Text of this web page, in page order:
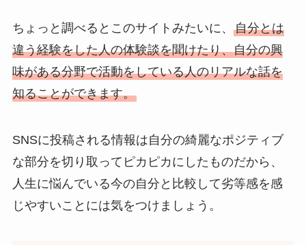
ちょっと調べるとこのサイトみたいに、 自分とは
違う経験をした人の体験談を聞けたり、自分の興
味がある分野で活動をしている人のリアルな話を
知ることができます。
SNSに投稿される情報は自分の綺麗なポジティブ
な部分を切り取ってピカピカにしたものだから、
人生に悩んでいる今の自分と比較して劣等感を感
じやすいことには気をつけましょう。